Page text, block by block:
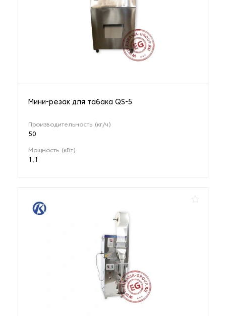
Мини-резак для табака QS-5
Производительность (кг/ч)
50
Мощность (кВт)
1,1